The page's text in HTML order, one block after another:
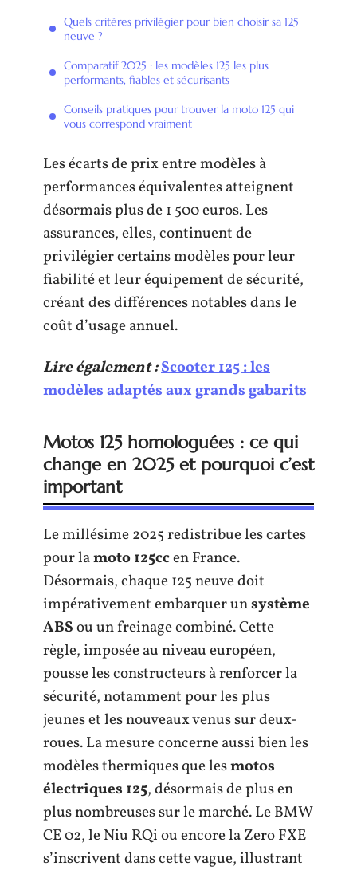
Quels critères privilégier pour bien choisir sa 125
neuve ?
Comparatif 2025 : les modèles 125 les plus
performants, fiables et sécurisants
Conseils pratiques pour trouver la moto 125 qui
vous correspond vraiment
Les écarts de prix entre modèles à
performances équivalentes atteignent
désormais plus de 1 500 euros. Les
assurances, elles, continuent de
privilégier certains modèles pour leur
fiabilité et leur équipement de sécurité,
créant des différences notables dans le
coût d’usage annuel.
Lire également :Scooter 125 : les
modèles adaptés aux grands gabarits
Motos 125 homologuées : ce qui
change en 2025 et pourquoi c’est
important
Le millésime 2025 redistribue les cartes
pour lamoto 125ccen France.
Désormais, chaque 125 neuve doit
impérativement embarquer unsystème
ABSou un freinage combiné. Cette
règle, imposée au niveau européen,
pousse les constructeurs à renforcer la
sécurité, notamment pour les plus
jeunes et les nouveaux venus sur deux-
roues. La mesure concerne aussi bien les
modèles thermiques que lesmotos
électriques 125, désormais de plus en
plus nombreuses sur le marché. Le BMW
CE 02, le Niu RQi ou encore la Zero FXE
s’inscrivent dans cette vague, illustrant